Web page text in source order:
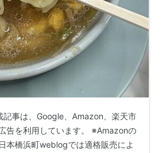
記事は、Google、Amazon、楽天市
告を利用しています。 ※Amazonの
本橋浜町weblogでは適格販売によ